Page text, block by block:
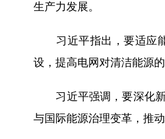
生产力发展。
习近平指出，要适应能
设，提高电网对清洁能源
习近平强调，要深化新
与国际能源治理变革，推